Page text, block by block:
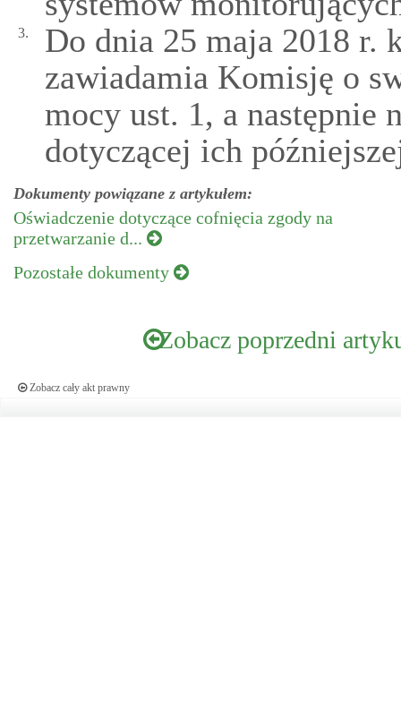
3.
Do dnia 25 maja 2018 r.
zawiadamia Komisję o
mocy ust. 1, a następnie
dotyczącej ich
Dokumenty powiązane z artykułem:
Oświadczenie dotyczące cofnięcia zgody na
przetwarzanie d...
Pozostałe dokumenty
Zobacz poprzedni
Zobacz cały akt prawny